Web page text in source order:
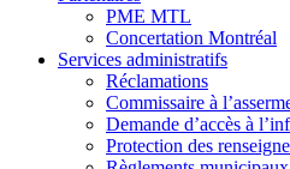
PME MTL
Concertation Montréal
Services administratifs
Réclamations
Commissaire à
Demande d’accès à
Protection des